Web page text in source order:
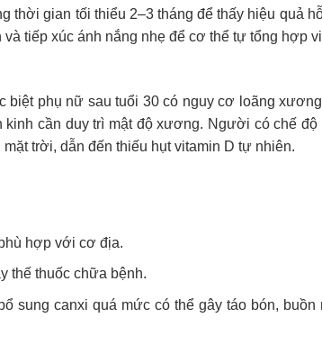
thời gian tối thiểu 2–3 tháng để thấy hiệu quả
tiếp xúc ánh nắng nhẹ để cơ thể tự tổng hợp
biệt phụ nữ sau tuổi 30 có nguy cơ loãng
cần duy trì mật độ xương. Người có chế
trời, dẫn đến thiếu hụt vitamin D tự nhiên.
hợp với cơ địa.
thế thuốc chữa bệnh.
sung canxi quá mức có thể gây táo bón,